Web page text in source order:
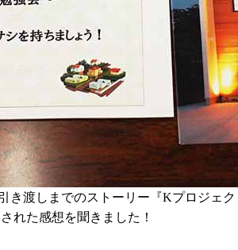
き渡しまでのストーリー『Kプロジェ
れた感想を聞きました！